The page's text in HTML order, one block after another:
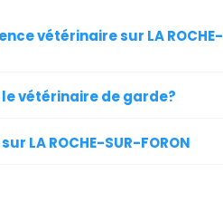
vétérinaire sur LA ROCHE-
vétérinaire de garde?
LA ROCHE-SUR-FORON